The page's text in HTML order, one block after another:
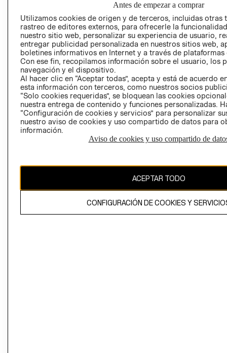
GIFT CARD
AVISO DE
Perú (S/)
CAMBIAR REGIÓN
propiedad de H&M Hennes & Mauritz AB
Antes de empezar a comprar
Utilizamos cookies de origen y de terceros, incluidas otras
rastreo de editores externos, para ofrecerle la
nuestro sitio web, personalizar su experiencia de usuario,
entregar publicidad personalizada en nuestros sitios web,
boletines informativos en Internet y a través de plataformas
Con ese fin, recopilamos información sobre el usuario, los
navegación y el dispositivo.
Al hacer clic en “Aceptar todas”, acepta y está de acuerdo
esta información con terceros, como nuestros socios
“Solo cookies requeridas”, se bloquean las cookies
nuestra entrega de contenido y funciones personalizadas.
“Configuración de cookies y servicios” para personalizar
nuestro aviso de cookies y uso compartido de datos para
información.
Aviso de cookies y uso compartido de
ACEPTAR TODO
CONFIGURACIÓN DE COOKIES Y